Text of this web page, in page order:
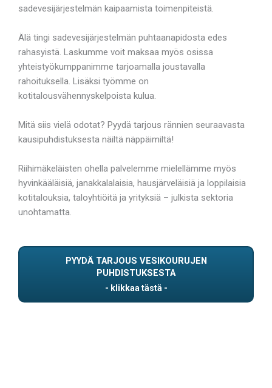
sadevesijärjestelmän kaipaamista toimenpiteistä.
Älä tingi sadevesijärjestelmän puhtaanapidosta edes
rahasyistä. Laskumme voit maksaa myös osissa
yhteistyökumppanimme tarjoamalla joustavalla
rahoituksella. Lisäksi työmme on
kotitalousvähennyskelpoista kulua.
Mitä siis vielä odotat? Pyydä tarjous rännien seuraavasta
kausipuhdistuksesta näiltä näppäimiltä!
Riihimäkeläisten ohella palvelemme mielellämme myös
hyvinkääläisiä, janakkalalaisia, hausjärveläisiä ja loppilaisia
kotitalouksia, taloyhtiöitä ja yrityksiä – julkista sektoria
unohtamatta.
PYYDÄ TARJOUS VESIKOURUJEN
PUHDISTUKSESTA